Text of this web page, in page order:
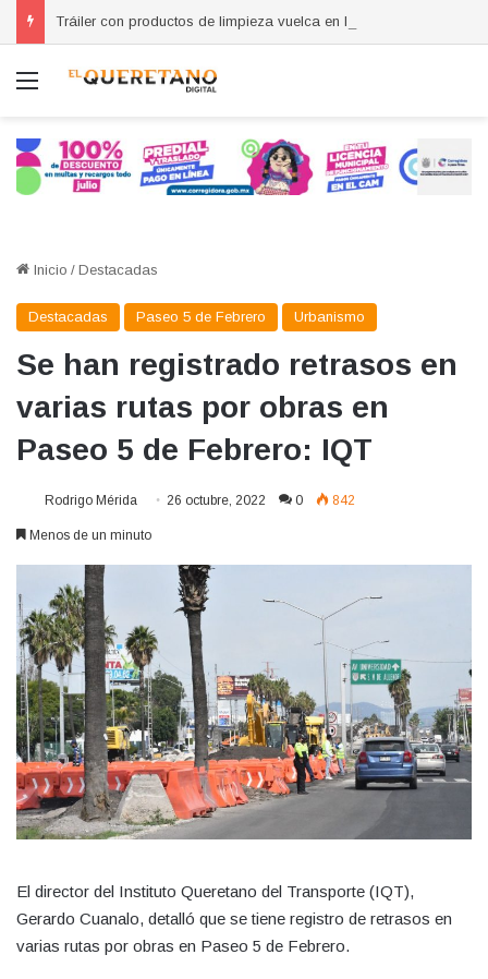
Menú
Inicio / Destacadas
Destacadas Paseo 5 de Febrero Urbanismo
Se han registrado retrasos en
varias rutas por obras en
Paseo 5 de Febrero: IQT
Rodrigo Mérida 26 octubre, 2022 0 842
Menos de un minuto
El director del Instituto Queretano del Transporte (IQT),
Gerardo Cuanalo, detalló que se tiene registro de retrasos en
varias rutas por obras en Paseo 5 de Febrero.